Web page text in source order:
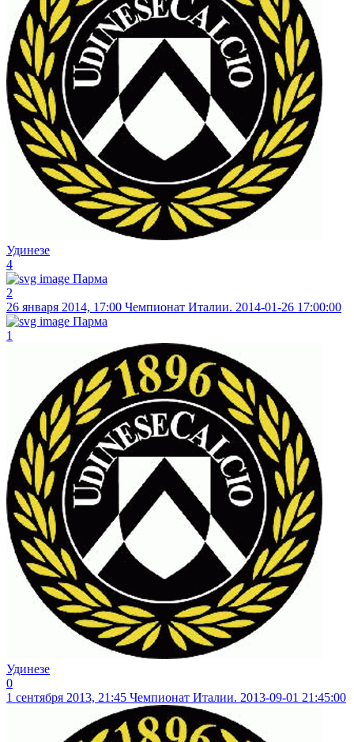
Удинезе
4
Парма
2
26 января 2014, 17:00 Чемпионат Италии. 2014-01-26 17:00:00
Парма
1
Удинезе
0
1 сентября 2013, 21:45 Чемпионат Италии. 2013-09-01 21:45:00